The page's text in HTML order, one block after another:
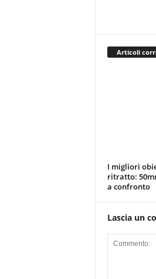
Articoli
I migliori
ritratto:
a confronto
Lascia un